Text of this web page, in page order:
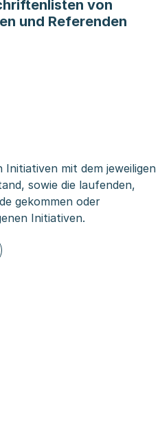
von
und Referenden
Initiativen mit dem jeweiligen
sowie die laufenden,
gekommen oder
Initiativen.
Initiativen